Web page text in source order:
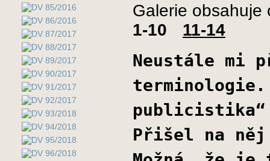
Galerie obsahuje
1-10 11-14
Neustále mi
terminologie.
publicistika“
Přišel na